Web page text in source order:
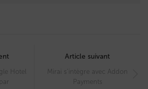
Hotel
Article suivant
Mirai s’intègre avec Addon
Payments